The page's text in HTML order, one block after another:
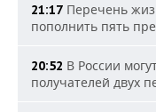
21:17 Перечень
пополнить пять
20:52 В России
получателей двух